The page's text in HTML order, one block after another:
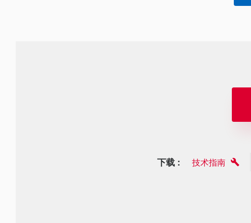
下载 : 技术指南